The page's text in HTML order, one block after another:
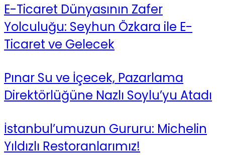
E-Ticaret Dünyasının Zafer
Yolculuğu: Seyhun Özkara ile E-
Ticaret ve Gelecek
Pınar Su ve İçecek, Pazarlama
Direktörlüğüne Nazlı Soylu’yu Atadı
İstanbul’umuzun Gururu: Michelin
Yıldızlı Restoranlarımız!